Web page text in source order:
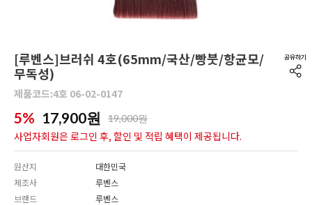
[루벤스]브러쉬 4호(65mm/국산/빵붓/항균모/
무독성)
제품코드:4호 06-02-0147
5% 17,900원 19,000원
사업자회원은 로그인 후, 할인 및 적립 혜택이 제공됩니다.
원산지
대한민국
제조사
루벤스
브랜드
루벤스